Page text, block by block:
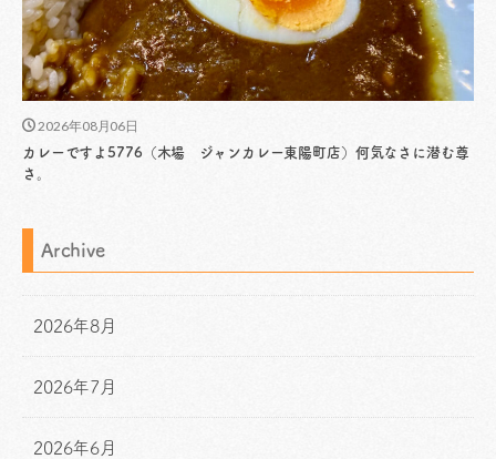
2026年08月06日
カレーですよ5776（木場 ジャンカレー東陽町店）何気なさに潜む尊
さ。
Archive
2026年8月
2026年7月
2026年6月